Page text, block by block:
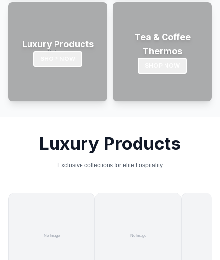
Luxury Products
Tea & Coffee
Thermos
Luxury Products
Exclusive collections for elite hospitality